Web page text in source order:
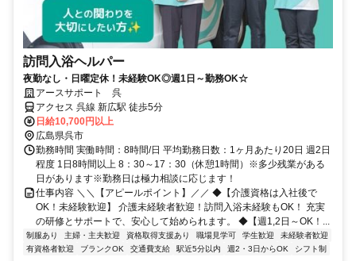
訪問入浴ヘルパー
夜勤なし・日曜定休！未経験OK◎週1日～勤務OK☆
アースサポート 呉
アクセス 呉線 新広駅 徒歩5分
日給10,700円以上
広島県呉市
勤務時間 実働時間：8時間/日 平均勤務日数：1ヶ月あたり20日 週2日
程度 1日8時間以上 8：30～17：30（休憩1時間）※多少残業がある
日があります※勤務日は極力相談に応じます！
仕事内容 ＼＼【アピールポイント】／／ ◆【介護資格は入社後で
OK！未経験歓迎】 介護未経験者歓迎！訪問入浴未経験もOK！ 充実
の研修とサポートで、安心して始められます。 ◆【週1,2日～OK！...
制服あり 主婦・主夫歓迎 資格取得支援あり 職場見学可 学生歓迎
未経験者歓迎
有資格者歓迎
ブランクOK 交通費支給 駅近5分以内 週2・3日からOK シフト制